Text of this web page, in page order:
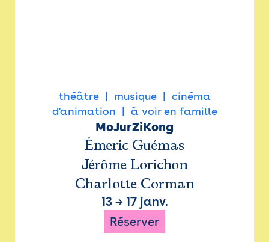
théâtre musique
cinéma
d'animation
à voir en famille
MoJurZiKong
Émeric Guémas
Jérôme Lorichon
Charlotte Corman
13→ 17 janv.
Réserver